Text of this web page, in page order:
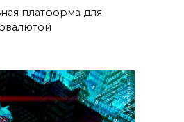
платформа для